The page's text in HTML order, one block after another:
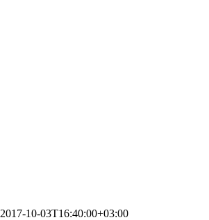
2017-10-03T16:40:00+03:00